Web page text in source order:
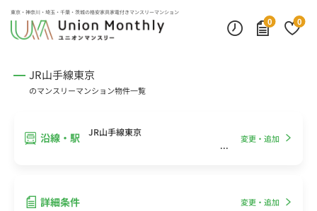
東京・神奈川・埼玉・千葉・茨城の格安家具家電付きマンスリーマンション
0
0
JR山手線東京
のマンスリーマンション物件一覧
沿線・駅 JR山手線東京
変更・追加
詳細条件 変更・追加